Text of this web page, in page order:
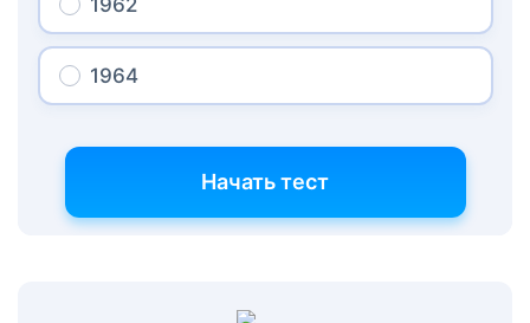
1962
1964
Начать тест